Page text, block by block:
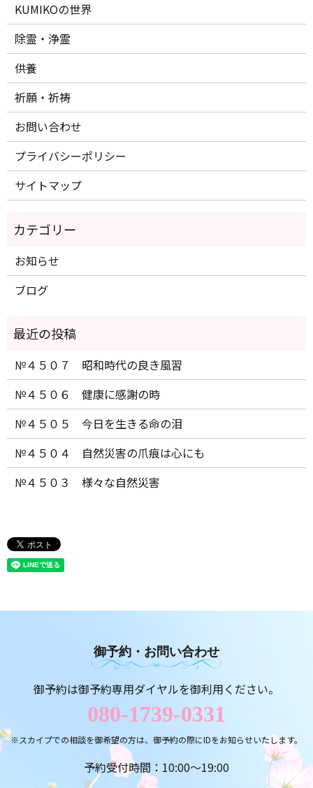
KUMIKOの世界
除霊・浄霊
供養
祈願・祈祷
お問い合わせ
プライバシーポリシー
サイトマップ
お知らせ
ブログ
№４５０７ 昭和時代の良き風習
№４５０６ 健康に感謝の時
№４５０５ 今日を生きる命の泪
№４５０４ 自然災害の爪痕は心にも
№４５０３ 様々な自然災害
御予約・お問い合わせ
御予約は御予約専用ダイヤルを御利用ください。
080-1739-0331
※スカイプでの相談を御希望の方は、御予約の際にIDをお知らせいたします。
予約受付時間：10:00～19:00